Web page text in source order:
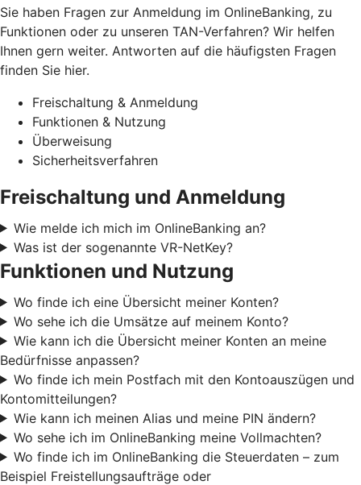
Sie haben Fragen zur Anmeldung im OnlineBanking, zu
Funktionen oder zu unseren TAN-Verfahren? Wir helfen
Ihnen gern weiter. Antworten auf die häufigsten Fragen
finden Sie hier.
Freischaltung & Anmeldung
Funktionen & Nutzung
Überweisung
Sicherheitsverfahren
Freischaltung und Anmeldung
Wie melde ich mich im OnlineBanking an?
Was ist der sogenannte VR-NetKey?
Funktionen und Nutzung
Wo finde ich eine Übersicht meiner Konten?
Wo sehe ich die Umsätze auf meinem Konto?
Wie kann ich die Übersicht meiner Konten an meine
Bedürfnisse anpassen?
Wo finde ich mein Postfach mit den Kontoauszügen und
Kontomitteilungen?
Wie kann ich meinen Alias und meine PIN ändern?
Wo sehe ich im OnlineBanking meine Vollmachten?
Wo finde ich im OnlineBanking die Steuerdaten – zum
Beispiel Freistellungsaufträge oder